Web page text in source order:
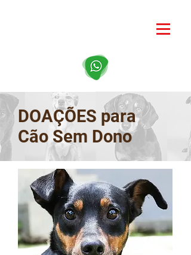
DOAÇÕES para
Cão Sem Dono